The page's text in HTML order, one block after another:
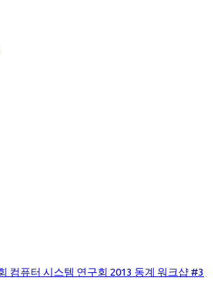
컴퓨터 시스템 연구회 2013 동계 워크샵 #3